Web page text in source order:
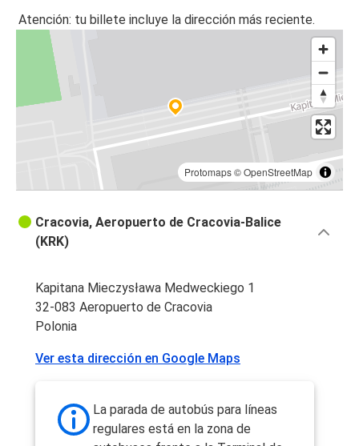
Atención: tu billete incluye la dirección más reciente.
Protomaps©OpenStreetMap
Cracovia, Aeropuerto de Cracovia-Balice
(KRK)
Kapitana Mieczysława Medweckiego 1
32-083 Aeropuerto de Cracovia
Polonia
Ver esta dirección en Google Maps
La parada de autobús para líneas
regulares está en la zona de